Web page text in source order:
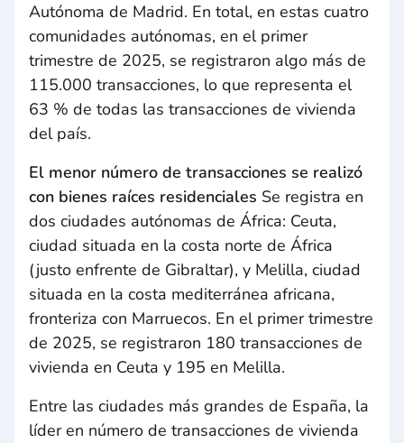
Autónoma de Madrid. En total, en estas cuatro
comunidades autónomas, en el primer
trimestre de 2025, se registraron algo más de
115.000 transacciones, lo que representa el
63 % de todas las transacciones de vivienda
del país.
El menor número de transacciones se realizó
con bienes raíces residenciales Se registra en
dos ciudades autónomas de África: Ceuta,
ciudad situada en la costa norte de África
(justo enfrente de Gibraltar), y Melilla, ciudad
situada en la costa mediterránea africana,
fronteriza con Marruecos. En el primer trimestre
de 2025, se registraron 180 transacciones de
vivienda en Ceuta y 195 en Melilla.
Entre las ciudades más grandes de España, la
líder en número de transacciones de vivienda